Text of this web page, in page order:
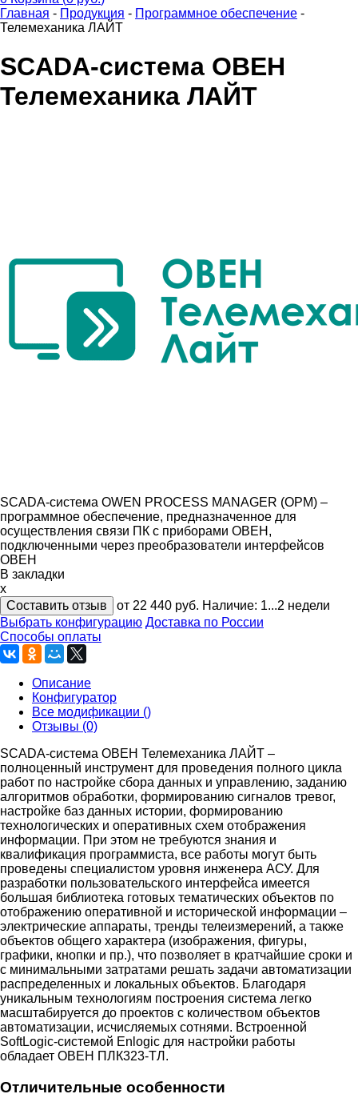
Главная - Продукция - Программное обеспечение -
Телемеханика ЛАЙТ
SCADA-система ОВЕН
Телемеханика ЛАЙТ
SCADA-система OWEN PROCESS MANAGER (OPM) –
программное обеспечение, предназначенное для
осуществления связи ПК с приборами ОВЕН,
подключенными через преобразователи интерфейсов
ОВЕН
В закладки
x
Составить отзыв
от 22 440 руб. Наличие: 1...2 недели
Выбрать конфигурацию Доставка по России
Способы оплаты
Описание
Конфигуратор
Все модификации ()
Отзывы (0)
SCADA-система ОВЕН Телемеханика ЛАЙТ –
полноценный инструмент для проведения полного цикла
работ по настройке сбора данных и управлению, заданию
алгоритмов обработки, формированию сигналов тревог,
настройке баз данных истории, формированию
технологических и оперативных схем отображения
информации. При этом не требуются знания и
квалификация программиста, все работы могут быть
проведены специалистом уровня инженера АСУ. Для
разработки пользовательского интерфейса имеется
большая библиотека готовых тематических объектов по
отображению оперативной и исторической информации –
электрические аппараты, тренды телеизмерений, а также
объектов общего характера (изображения, фигуры,
графики, кнопки и пр.), что позволяет в кратчайшие сроки и
с минимальными затратами решать задачи автоматизации
распределенных и локальных объектов. Благодаря
уникальным технологиям построения система легко
масштабируется до проектов с количеством объектов
автоматизации, исчисляемых сотнями. Встроенной
SoftLogic-системой Enlogic для настройки работы
обладает ОВЕН ПЛК323-ТЛ.
Отличительные особенности